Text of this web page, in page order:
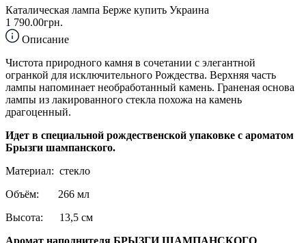
Каталическая лампа Берже купить Украина
1 790.00грн.
Описание
Чистота природного камня в сочетании с элегантной
огранкой для исключительного Рождества. Верхняя часть
лампы напоминает необработанный камень. Граненая основа
лампы из лакированного стекла похожа на камень
драгоценный.
Идет в специальной рождественской упаковке с ароматом
Брызги шампанского.
Материал: cтекло
Объём: 266 мл
Высота: 13,5 см
Аромат наполнителя БРЫЗГИ ШАМПАНСКОГО